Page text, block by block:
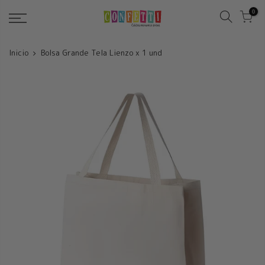
0
Inicio Bolsa Grande Tela Lienzo x 1 und